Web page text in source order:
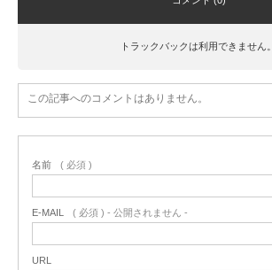
トラックバックは利用できません。
この記事へのコメントはありません。
名前 ( 必須 )
E-MAIL ( 必須 ) - 公開されません -
URL